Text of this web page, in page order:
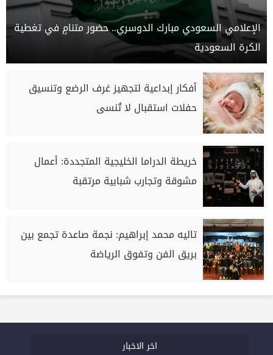
الإعلامي السعودي مبارك الدوسري.. حضور متنامٍ في تغطية
الكرة السعودية
أفكار إبداعية لتجهيز غرف الرضع وتنسيق
حفلات استقبال لا تُنسى
خريطة الدراما الخليجية المتجددة: أعمال
مشوقة وتجارب شبابية مرتقبة
تاليه محمد إبراهيم: نجمة صاعدة تجمع بين
بريق الفن وتفوق الرياضة
اخر الاخبار